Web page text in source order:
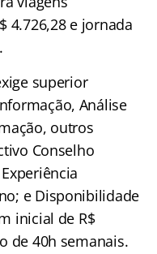
4.726,28 e jornada
superior
Análise
outros
Conselho
e Disponibilidade
inicial de R$
de 40h semanais.